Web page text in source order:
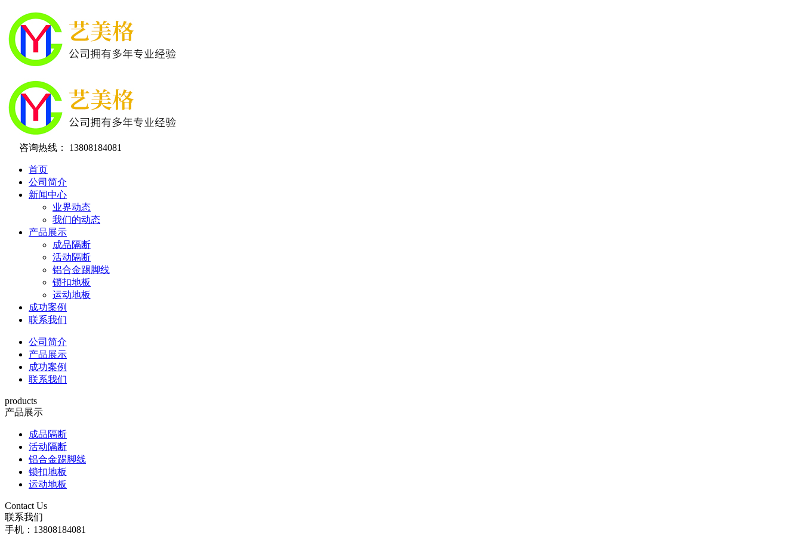
咨询热线： 13808184081
首页
公司简介
新闻中心
业界动态
我们的动态
产品展示
成品隔断
活动隔断
铝合金踢脚线
锁扣地板
运动地板
成功案例
联系我们
公司简介
产品展示
成功案例
联系我们
products
产品展示
成品隔断
活动隔断
铝合金踢脚线
锁扣地板
运动地板
Contact Us
联系我们
手机：13808184081